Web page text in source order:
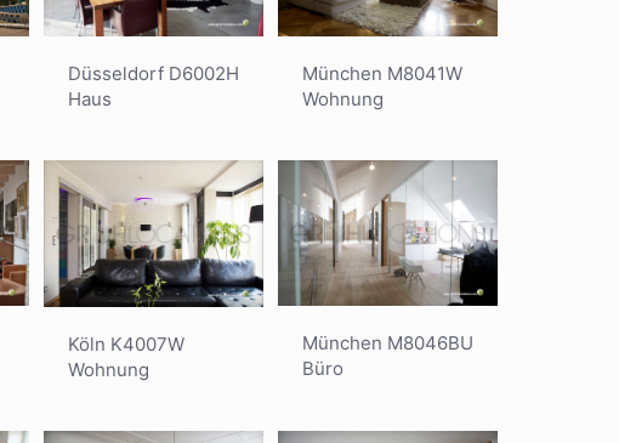
Düsseldorf D6002H
Haus
München M8041W
Wohnung
Köln K4007W
Wohnung
München M8046BU
Büro